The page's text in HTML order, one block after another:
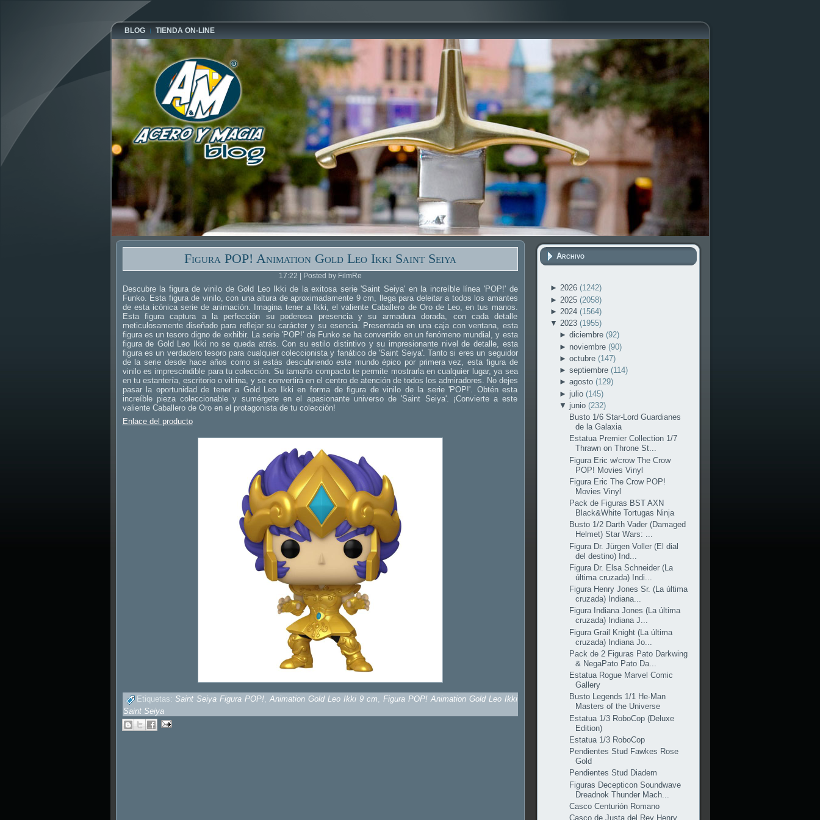
BLOG TIENDA ON-LINE
Figura POP! Animation Gold Leo Ikki Saint Seiya
17:22 | Posted by FilmRe
Descubre la figura de vinilo de Gold Leo Ikki de la exitosa serie 'Saint Seiya' en la increíble línea 'POP!' de
Funko. Esta figura de vinilo, con una altura de aproximadamente 9 cm, llega para deleitar a todos los amantes
de esta icónica serie de animación. Imagina tener a Ikki, el valiente Caballero de Oro de Leo, en tus manos.
Esta figura captura a la perfección su poderosa presencia y su armadura dorada, con cada detalle
meticulosamente diseñado para reflejar su carácter y su esencia. Presentada en una caja con ventana, esta
figura es un tesoro digno de exhibir. La serie 'POP!' de Funko se ha convertido en un fenómeno mundial, y esta
figura de Gold Leo Ikki no se queda atrás. Con su estilo distintivo y su impresionante nivel de detalle, esta
figura es un verdadero tesoro para cualquier coleccionista y fanático de 'Saint Seiya'. Tanto si eres un seguidor
de la serie desde hace años como si estás descubriendo este mundo épico por primera vez, esta figura de
vinilo es imprescindible para tu colección. Su tamaño compacto te permite mostrarla en cualquier lugar, ya sea
en tu estantería, escritorio o vitrina, y se convertirá en el centro de atención de todos los admiradores. No dejes
pasar la oportunidad de tener a Gold Leo Ikki en forma de figura de vinilo de la serie 'POP!'. Obtén esta
increíble pieza coleccionable y sumérgete en el apasionante universo de 'Saint Seiya'. ¡Convierte a este
valiente Caballero de Oro en el protagonista de tu colección!
Enlace del producto
Etiquetas:Saint Seiya Figura POP!,Animation Gold Leo Ikki 9 cm, Figura POP! Animation Gold Leo Ikki
Saint Seiya
Archivo
► 2026 (1242)
► 2025 (2058)
► 2024 (1564)
▼ 2023 (1955)
►diciembre(92)
► noviembre(90)
►octubre(147)
►septiembre(114)
►agosto(129)
► julio(145)
▼ junio(232)
Busto 1/6 Star-Lord Guardianes
de la Galaxia
Estatua Premier Collection 1/7
Thrawn on Throne St...
Figura Eric w/crow The Crow
POP! Movies Vinyl
Figura Eric The Crow POP!
Movies Vinyl
Pack de Figuras BST AXN
Black&White Tortugas Ninja
Busto 1/2 Darth Vader (Damaged
Helmet) Star Wars: ...
Figura Dr. Jürgen Voller (El dial
del destino) Ind...
Figura Dr. Elsa Schneider (La
última cruzada) Indi...
Figura Henry Jones Sr. (La última
cruzada) Indiana...
Figura Indiana Jones (La última
cruzada) Indiana J...
Figura Grail Knight (La última
cruzada) Indiana Jo...
Pack de 2 Figuras Pato Darkwing
& NegaPato Pato Da...
Estatua Rogue Marvel Comic
Gallery
Busto Legends 1/1 He-Man
Masters of the Universe
Estatua 1/3 RoboCop (Deluxe
Edition)
Estatua 1/3 RoboCop
Pendientes Stud Fawkes Rose
Gold
Pendientes Stud Diadem
Figuras Decepticon Soundwave
Dreadnok Thunder Mach...
Casco Centurión Romano
Casco de Justa del Rey Henry